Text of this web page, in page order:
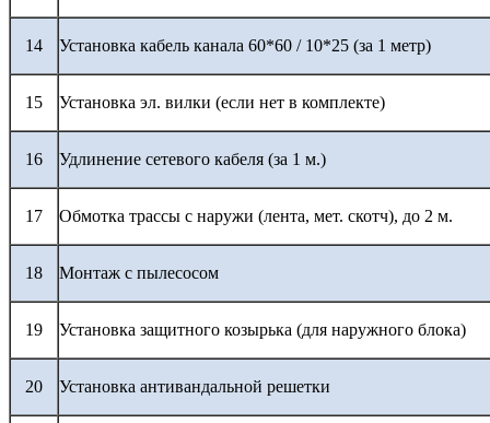
14 Установка кабель канала 60*60 / 10*25 (за 1 метр)
15 Установка эл. вилки (если нет в комплекте)
16 Удлинение сетевого кабеля (за 1 м.)
17 Обмотка трассы с наружи (лента, мет. скотч), до 2 м.
18 Монтаж с пылесосом
19 Установка защитного козырька (для наружного блока)
20 Установка антивандальной решетки